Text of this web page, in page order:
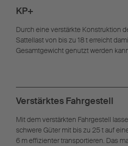
KP+
Durch eine verstärkte Konstruktion
Sattellast von bis zu 18 t erreicht
Gesamtgewicht genutzt werden
Verstärktes Fahrgestell
Mit dem verstärkten Fahrgestell
schwere Güter mit bis zu 25 t auf
6 m effizienter transportieren. Das